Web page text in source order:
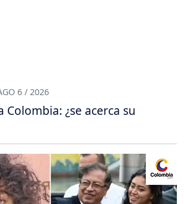
6 / 2026
Colombia: ¿se acerca su